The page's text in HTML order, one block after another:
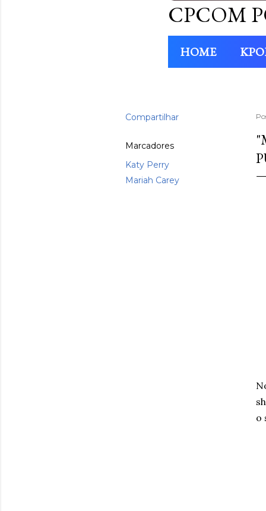
CPCOM
HOME
Compartilhar
Marcadores
Katy Perry
Mariah Carey
o